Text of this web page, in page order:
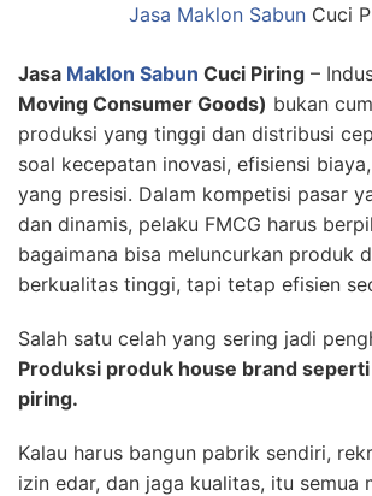
Jasa Maklon Sabun Cuci
Jasa Maklon Sabun Cuci Piring –
Moving Consumer Goods) bukan
produksi yang tinggi dan distribusi
soal kecepatan inovasi, efisiensi
yang presisi. Dalam kompetisi pasar
dan dinamis, pelaku FMCG harus
bagaimana bisa meluncurkan produk
berkualitas tinggi, tapi tetap efisien
Salah satu celah yang sering jadi
Produksi produk house brand
piring.
Kalau harus bangun pabrik sendiri,
izin edar, dan jaga kualitas, itu semua